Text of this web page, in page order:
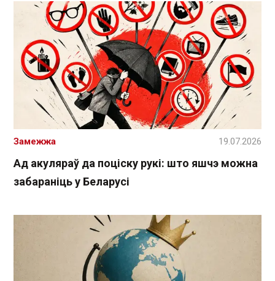
Ад акуляраў да поціску рукі: што яшчэ можна
забараніць у Беларусі
Замежжа 19.07.2026